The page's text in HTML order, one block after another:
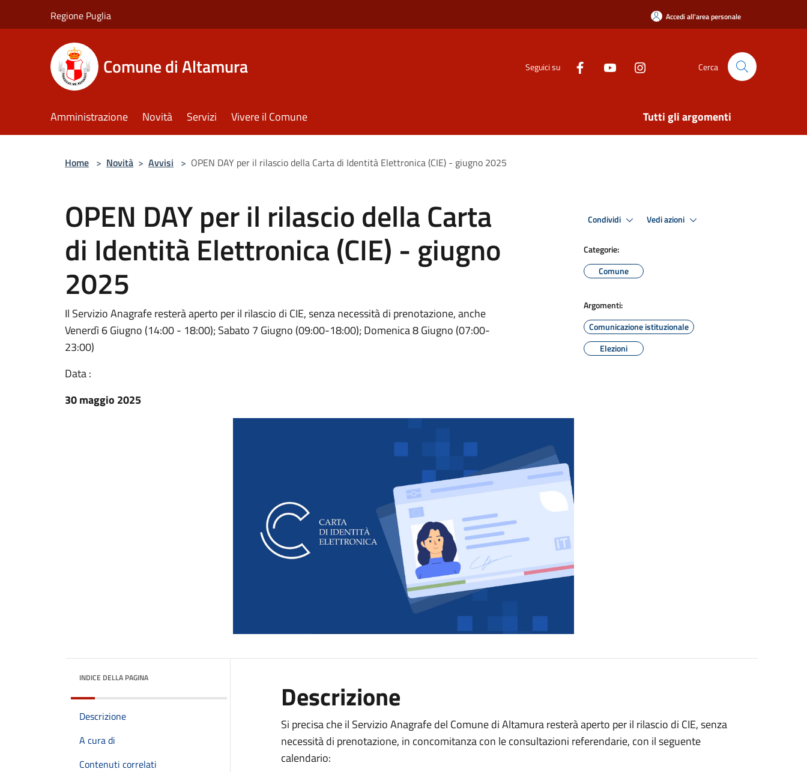
Regione Puglia Accedi all'area personale
Comune di Altamura Seguici su Cerca
Amministrazione Novità Servizi Vivere il Comune Tutti gli argomenti
Home > Novità > Avvisi > OPEN DAY per il rilascio della Carta di Identità Elettronica (CIE) - giugno 2025
OPEN DAY per il rilascio della Carta
di Identità Elettronica (CIE) - giugno
2025
Il Servizio Anagrafe resterà aperto per il rilascio di CIE, senza necessità di prenotazione, anche
Venerdì 6 Giugno (14:00 - 18:00); Sabato 7 Giugno (09:00-18:00); Domenica 8 Giugno (07:00-
23:00)
Data :
30 maggio 2025
Condividi Vedi azioni
Categorie:
Comune
Argomenti:
Comunicazione istituzionale
Elezioni
INDICE DELLA PAGINA
Descrizione
A cura di
Contenuti correlati
Descrizione
Si precisa che il Servizio Anagrafe del Comune di Altamura resterà aperto per il rilascio di CIE, senza
necessità di prenotazione, in concomitanza con le consultazioni referendarie, con il seguente
calendario: